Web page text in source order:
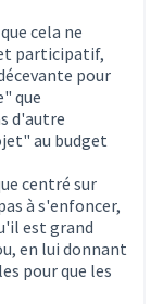
cela ne
participatif,
pour
que
d'autre
au budget
centré sur
à s'enfoncer,
est grand
en lui donnant
pour que les